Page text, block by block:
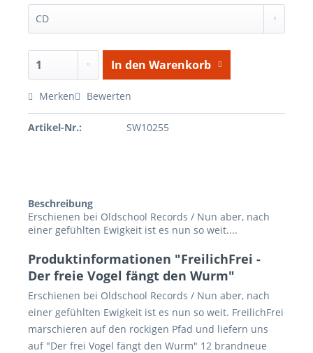
In den Warenkorb
Merken Bewerten
Artikel-Nr.: SW10255
Beschreibung
Erschienen bei Oldschool Records / Nun aber, nach
einer gefühlten Ewigkeit ist es nun so weit....
Produktinformationen "FreilichFrei -
Der freie Vogel fängt den Wurm"
Erschienen bei Oldschool Records / Nun aber, nach
einer gefühlten Ewigkeit ist es nun so weit. FreilichFrei
marschieren auf den rockigen Pfad und liefern uns
auf "Der frei Vogel fängt den Wurm" 12 brandneue